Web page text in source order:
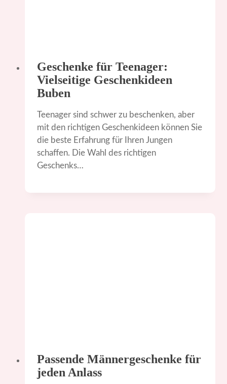
Geschenke für Teenager:
Vielseitige Geschenkideen
Buben
Teenager sind schwer zu beschenken, aber
mit den richtigen Geschenkideen können Sie
die beste Erfahrung für Ihren Jungen
schaffen. Die Wahl des richtigen
Geschenks…
Passende Männergeschenke für
jeden Anlass